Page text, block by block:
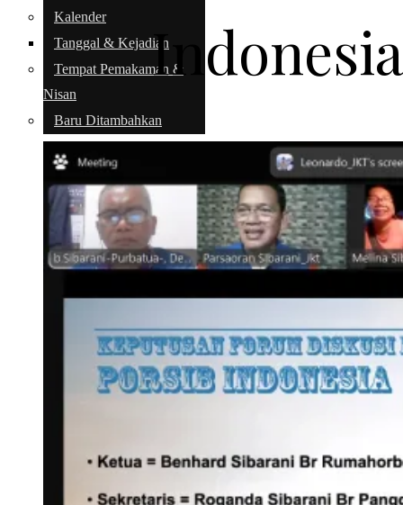
Kalender
Tanggal & Kejadian
Tempat Pemakaman &
Nisan
Baru Ditambahkan
Indonesia